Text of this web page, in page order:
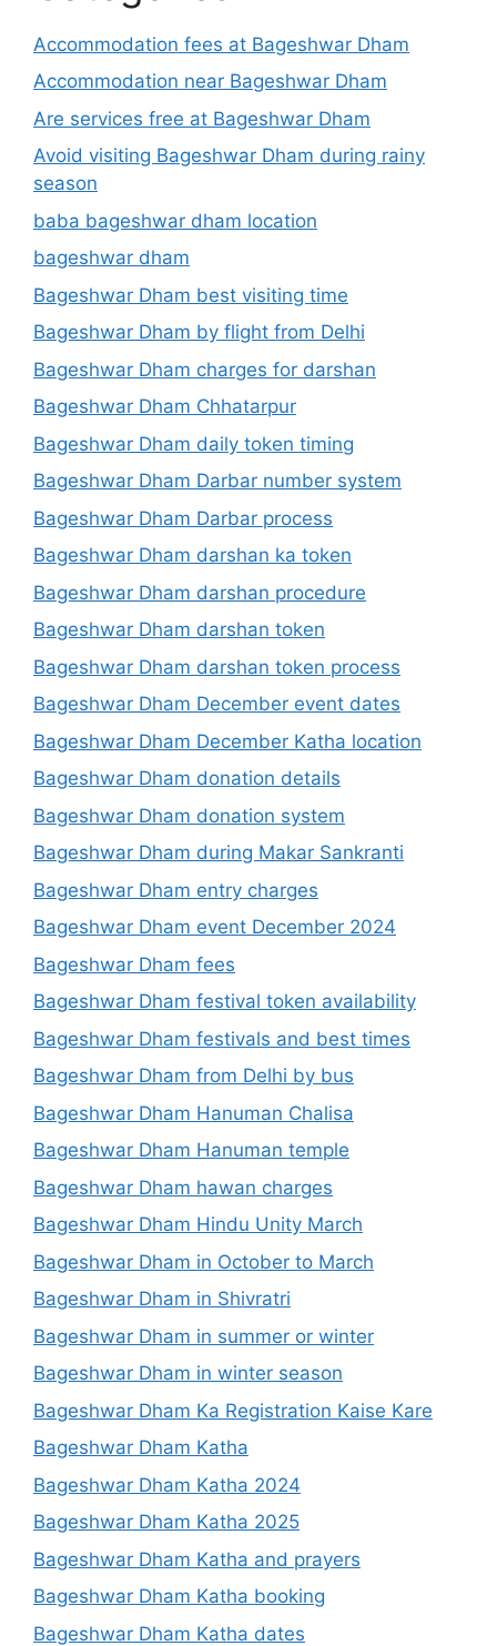
Accommodation fees at Bageshwar Dham
Accommodation near Bageshwar Dham
Are services free at Bageshwar Dham
Avoid visiting Bageshwar Dham during rainy
season
baba bageshwar dham location
bageshwar dham
Bageshwar Dham best visiting time
Bageshwar Dham by flight from Delhi
Bageshwar Dham charges for darshan
Bageshwar Dham Chhatarpur
Bageshwar Dham daily token timing
Bageshwar Dham Darbar number system
Bageshwar Dham Darbar process
Bageshwar Dham darshan ka token
Bageshwar Dham darshan procedure
Bageshwar Dham darshan token
Bageshwar Dham darshan token process
Bageshwar Dham December event dates
Bageshwar Dham December Katha location
Bageshwar Dham donation details
Bageshwar Dham donation system
Bageshwar Dham during Makar Sankranti
Bageshwar Dham entry charges
Bageshwar Dham event December 2024
Bageshwar Dham fees
Bageshwar Dham festival token availability
Bageshwar Dham festivals and best times
Bageshwar Dham from Delhi by bus
Bageshwar Dham Hanuman Chalisa
Bageshwar Dham Hanuman temple
Bageshwar Dham hawan charges
Bageshwar Dham Hindu Unity March
Bageshwar Dham in October to March
Bageshwar Dham in Shivratri
Bageshwar Dham in summer or winter
Bageshwar Dham in winter season
Bageshwar Dham Ka Registration Kaise Kare
Bageshwar Dham Katha
Bageshwar Dham Katha 2024
Bageshwar Dham Katha 2025
Bageshwar Dham Katha and prayers
Bageshwar Dham Katha booking
Bageshwar Dham Katha dates